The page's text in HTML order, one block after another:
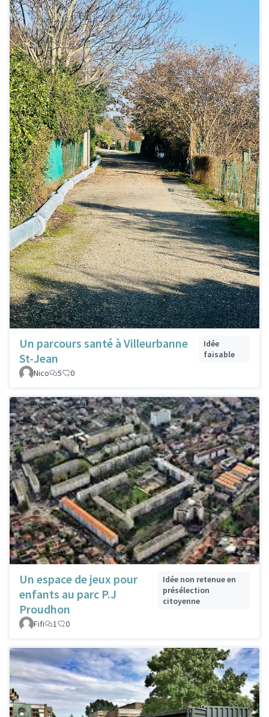
Un parcours santé à Villeurbanne
St-Jean
Idée
faisable
Nico
5 0
Un espace de jeux pour
enfants au parc P.J
Proudhon
Idée non retenue en
présélection
citoyenne
Fifi 1 0